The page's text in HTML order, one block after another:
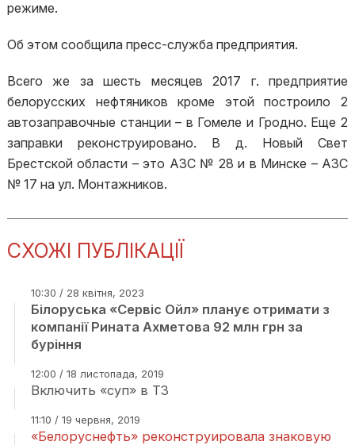
режиме.
Об этом сообщила пресс-служба предприятия.
Всего же за шесть месяцев 2017 г. предприятие
белорусских нефтяников кроме этой построило 2
автозаправочные станции – в Гомеле и Гродно. Еще 2
заправки реконструировано. В д. Новый Свет
Брестской области – это АЗС № 28 и в Минске – АЗС
№ 17 на ул. Монтажников.
СХОЖІ ПУБЛІКАЦІЇ
10:30 / 28 квітня, 2023
Білоруська «Сервіс Ойл» планує отримати з
компанії Рината Ахметова 92 млн грн за
буріння
12:00 / 18 листопада, 2019
Включить «суп» в ТЗ
11:10 / 19 червня, 2019
«Белоруснефть» реконструировала знаковую